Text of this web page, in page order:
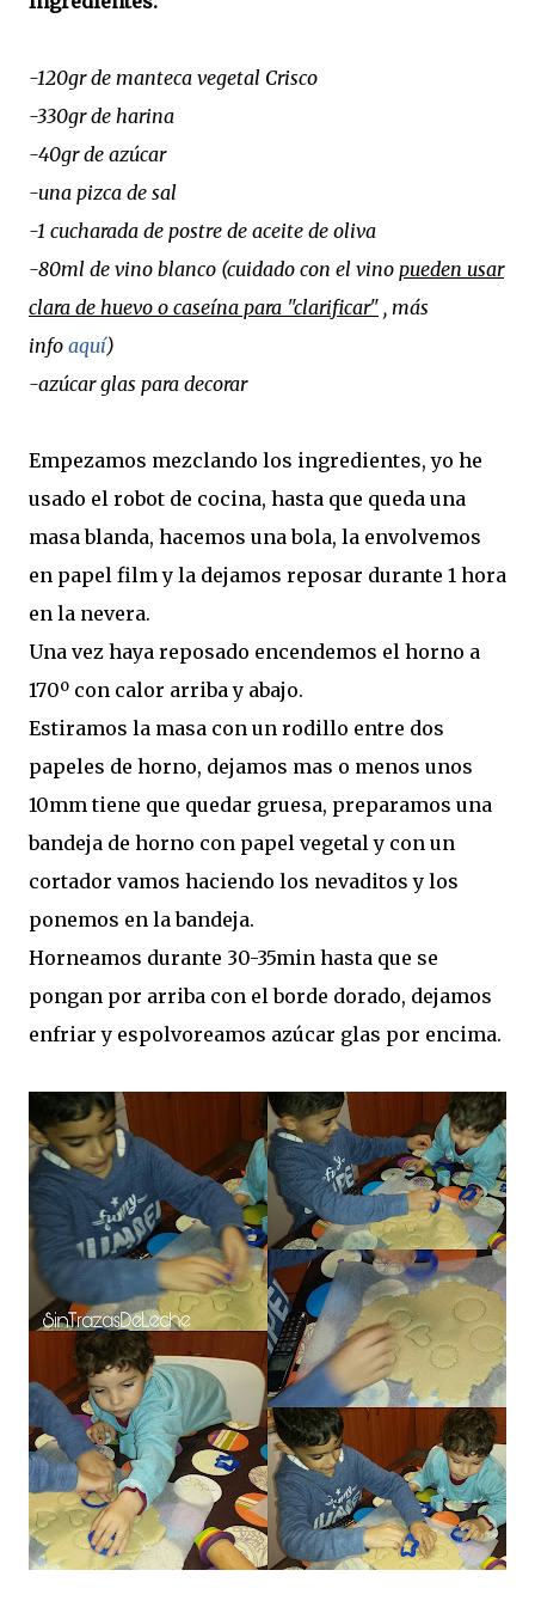
-120gr de manteca vegetal Crisco
-330gr de harina
-40gr de azúcar
-una pizca de sal
-1 cucharada de postre de aceite de oliva
-80ml de vino blanco (cuidado con el vino pueden usar
clara de huevo o caseína para "clarificar" , más
info aquí)
-azúcar glas para decorar
Empezamos mezclando los ingredientes, yo he
usado el robot de cocina, hasta que queda una
masa blanda, hacemos una bola, la envolvemos
en papel film y la dejamos reposar durante 1 hora
en la nevera.
Una vez haya reposado encendemos el horno a
170º con calor arriba y abajo.
Estiramos la masa con un rodillo entre dos
papeles de horno, dejamos mas o menos unos
10mm tiene que quedar gruesa, preparamos una
bandeja de horno con papel vegetal y con un
cortador vamos haciendo los nevaditos y los
ponemos en la bandeja.
Horneamos durante 30-35min hasta que se
pongan por arriba con el borde dorado, dejamos
enfriar y espolvoreamos azúcar glas por encima.